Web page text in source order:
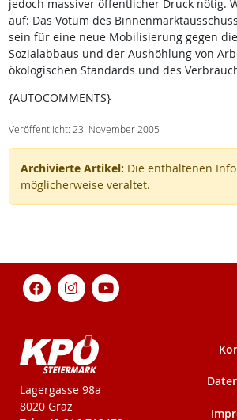
jedoch massiver öffentlicher Druck nötig.
auf: Das Votum des
sein für eine neue Mobilisierung gegen
Sozialabbaus und der Aushöhlung von
ökologischen Standards und des
{AUTOCOMMENTS}
Veröffentlicht: 23. November 2005
Archivierte Artikel: Die enthaltenen
möglicherweise veraltet.
KPÖ-Steiermark
Lagergasse 98a
8020 Graz